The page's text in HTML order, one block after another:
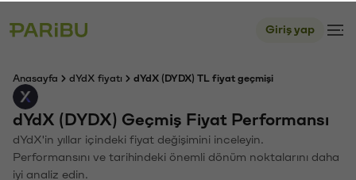
Giriş yap
Anasayfa dYdX fiyatı dYdX (DYDX) TL fiyat geçmişi
dYdX (DYDX) Geçmiş Fiyat Performansı
dYdX'in yıllar içindeki fiyat değişimini inceleyin.
Performansını ve tarihindeki önemli dönüm noktalarını daha
iyi analiz edin.